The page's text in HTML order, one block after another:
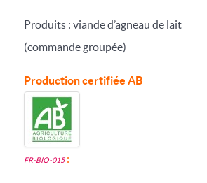
Produits : viande d’agneau de lait
(commande groupée)
Production certifiée AB
FR-BIO-015: